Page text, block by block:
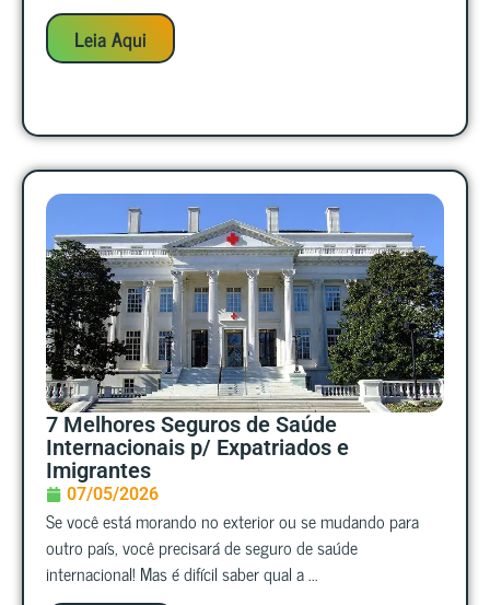
Leia Aqui
7 Melhores Seguros de Saúde
Internacionais p/ Expatriados e
Imigrantes
07/05/2026
Se você está morando no exterior ou se mudando para
outro país, você precisará de seguro de saúde
internacional! Mas é difícil saber qual a ...